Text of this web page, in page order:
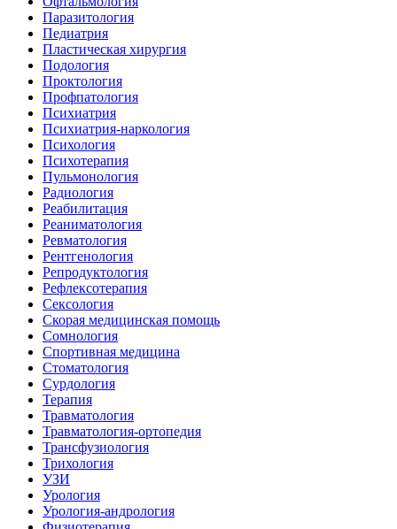
Паразитология
Педиатрия
Пластическая хирургия
Подология
Проктология
Профпатология
Психиатрия
Психиатрия-наркология
Психология
Психотерапия
Пульмонология
Радиология
Реабилитация
Реаниматология
Ревматология
Рентгенология
Репродуктология
Рефлексотерапия
Сексология
Скорая медицинская помощь
Сомнология
Спортивная медицина
Стоматология
Сурдология
Терапия
Травматология
Травматология-ортопедия
Трансфузиология
Трихология
УЗИ
Урология
Урология-андрология